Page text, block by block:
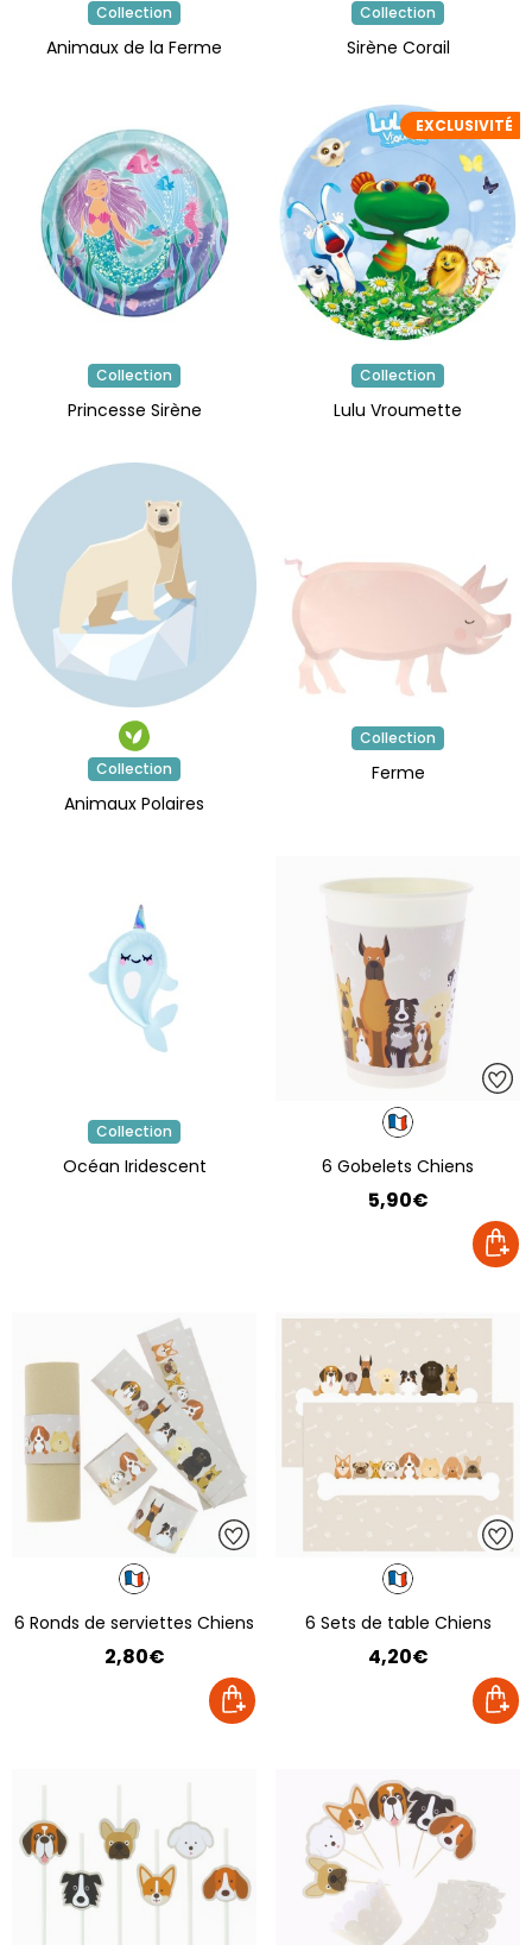
Collection
Animaux de la Ferme
Collection
Sirène Corail
Collection
Princesse Sirène
EXCLUSIVITÉ
Collection
Lulu Vroumette
Collection
Animaux Polaires
Collection
Ferme
Collection
Océan Iridescent 6 Gobelets Chiens
5,90€
6 Ronds de serviettes Chiens
2,80€
6 Sets de table Chiens
4,20€